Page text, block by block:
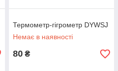
Термометр-гігрометр DYWSJ
Немає в наявності
80 ₴